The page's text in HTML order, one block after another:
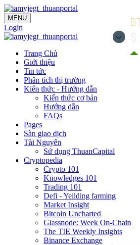
MENU
Login
Trang Chủ
Giới thiệu
Tin tức
Phân tích thị trường
Kiến thức - Hướng dẫn
Kiến thức cơ bản
Hướng dẫn
FAQs
Pages
Sàn giao dịch
Tài Nguyên
Sử dụng ThuanCapital
Cryptopedia
Crypto 101
Knowledges 101
Trading 101
Defi - Yeilding farming
Market Insight
Bitcoin Uncharted
Glassnode: Week On-Chain
The TIE Weekly Insights
Binance Exchange